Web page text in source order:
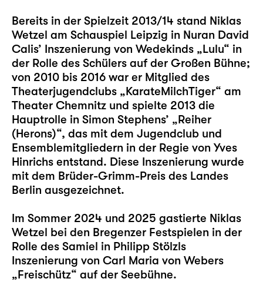
Bereits in der Spielzeit 2013/14 stand Niklas
Wetzel am Schauspiel Leipzig in Nuran David
Calis’ Inszenierung von Wedekinds „Lulu“ in
der Rolle des Schülers auf der Großen Bühne;
von 2010 bis 2016 war er Mitglied des
Theaterjugendclubs „KarateMilchTiger“ am
Theater Chemnitz und spielte 2013 die
Hauptrolle in Simon Stephens’ „Reiher
(Herons)“, das mit dem Jugendclub und
Ensemblemitgliedern in der Regie von Yves
Hinrichs entstand. Diese Inszenierung wurde
mit dem Brüder-Grimm-Preis des Landes
Berlin ausgezeichnet.
Im Sommer 2024 und 2025 gastierte Niklas
Wetzel bei den Bregenzer Festspielen in der
Rolle des Samiel in Philipp Stölzls
Inszenierung von Carl Maria von Webers
„Freischütz“ auf der Seebühne.